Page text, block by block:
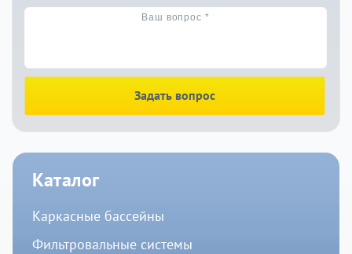
Задать вопрос
Каталог
Каркасные бассейны
Фильтровальные системы